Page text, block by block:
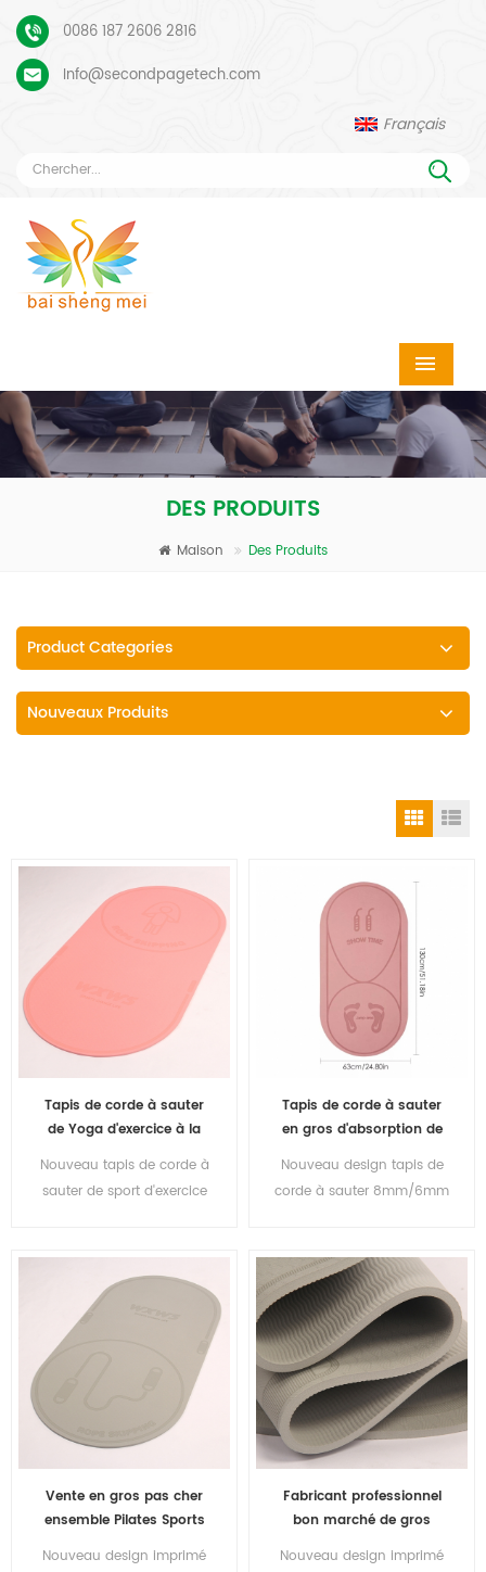
0086 187 2606 2816
Info@secondpagetech.com
Français
DES PRODUITS
Maison Des Produits
Product Categories
Nouveaux Produits
Tapis de corde à sauter
de Yoga d'exercice à la
maison antidérapant en
gros tapis de saut ovale
de TPE de 8mm
Nouveau tapis de corde à
sauter de sport d'exercice
Tapis de corde à sauter
en gros d'absorption de
de forme physique d'Eco
TPE de 140CM
Nouveau design tapis de
corde à sauter 8mm/6mm
Vente en gros pas cher
ensemble Pilates Sports
Gym équipement planche
Nouveau design imprimé
Fabricant professionnel
bon marché de gros
Nouveau design imprimé